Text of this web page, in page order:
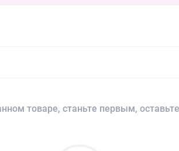
товаре, станьте первым,